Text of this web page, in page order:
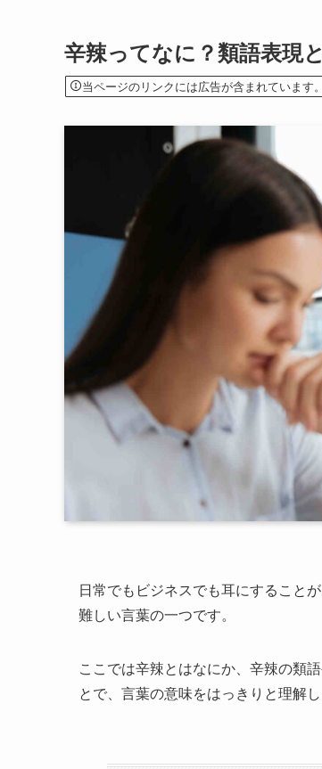
辛辣ってなに？類語表現
当ページのリンクには広告が含まれています。
日常でもビジネスでも耳にすること
難しい言葉の一つです。
ここでは辛辣とはなにか、辛辣の類
とで、言葉の意味をはっきりと理解